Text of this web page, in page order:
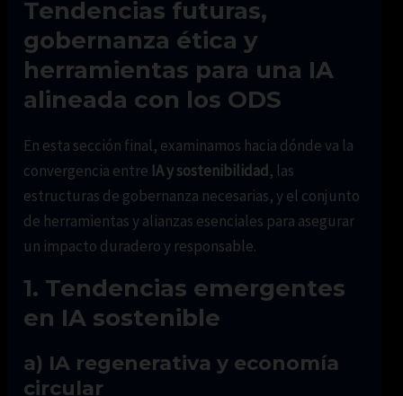
Tendencias futuras,
gobernanza ética y
herramientas para una IA
alineada con los ODS
En esta sección final, examinamos hacia dónde va la
convergencia entre IA y sostenibilidad , las
estructuras de gobernanza necesarias, y el conjunto
de herramientas y alianzas esenciales para asegurar
un impacto duradero y responsable.
1. Tendencias emergentes
en IA sostenible
a) IA regenerativa y economía
circular